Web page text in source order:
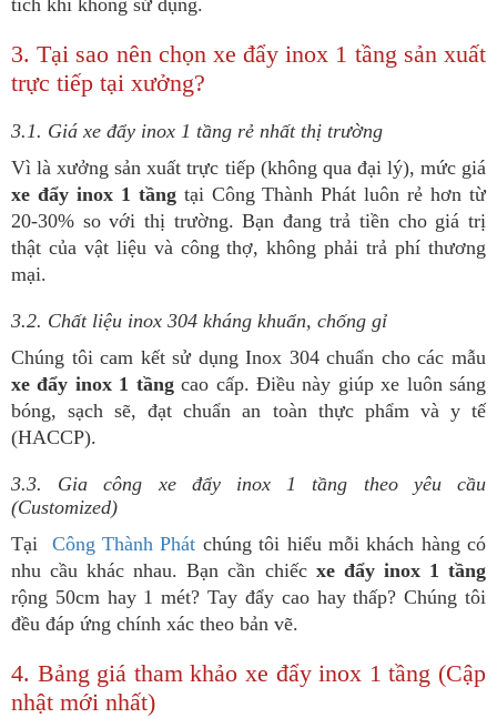
tích khi không sử dụng.
3. Tại sao nên chọn xe đẩy inox 1 tầng sản xuất
trực tiếp tại xưởng?
3.1. Giá xe đẩy inox 1 tầng rẻ nhất thị trường
Vì là xưởng sản xuất trực tiếp (không qua đại lý), mức giá
xe đẩy inox 1 tầngtại Công Thành Phát luôn rẻ hơn từ
20-30% so với thị trường. Bạn đang trả tiền cho giá trị
thật của vật liệu và công thợ, không phải trả phí thương
mại.
3.2. Chất liệu inox 304 kháng khuẩn, chống gỉ
Chúng tôi cam kết sử dụng Inox 304 chuẩn cho các mẫu
xe đẩy inox 1 tầngcao cấp. Điều này giúp xe luôn sáng
bóng, sạch sẽ, đạt chuẩn an toàn thực phẩm và y tế
(HACCP).
3.3. Gia công xe đẩy inox 1 tầng theo yêu cầu
(Customized)
Tại Công Thành Phát chúng tôi hiểu mỗi khách hàng có
nhu cầu khác nhau. Bạn cần chiếc xe đẩy inox 1 tầng
rộng 50cm hay 1 mét? Tay đẩy cao hay thấp? Chúng tôi
đều đáp ứng chính xác theo bản vẽ.
4. Bảng giá tham khảo xe đẩy inox 1 tầng (Cập
nhật mới nhất)